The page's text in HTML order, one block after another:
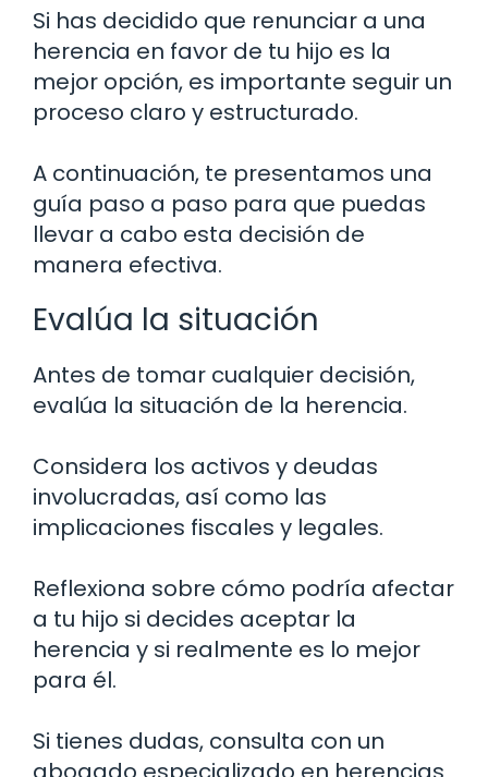
Si has decidido que renunciar a una
herencia en favor de tu hijo es la
mejor opción, es importante seguir un
proceso claro y estructurado.
A continuación, te presentamos una
guía paso a paso para que puedas
llevar a cabo esta decisión de
manera efectiva.
Evalúa la situación
Antes de tomar cualquier decisión,
evalúa la situación de la herencia.
Considera los activos y deudas
involucradas, así como las
implicaciones fiscales y legales.
Reflexiona sobre cómo podría afectar
a tu hijo si decides aceptar la
herencia y si realmente es lo mejor
para él.
Si tienes dudas, consulta con un